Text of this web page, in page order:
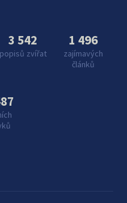
3 542
popisů zvířat
1 496
zajímavých
článků